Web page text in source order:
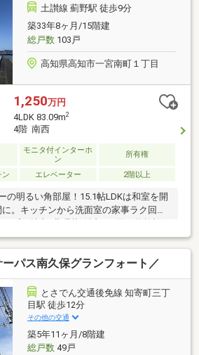
土讃線 薊野駅 徒歩9分
築33年8ヶ月/15階建
総戸数103戸
高知県高知市一宮南町１丁目
1,250万円
4LDK 83.09m2
4階 南西
モニタ付インターホ
ン
所有権
ン エレベーター 2階以上
の明るい角部屋！15.1帖LDKは和室を開
。キッチンから洗面室の家事ラク回遊
ープも魅力♪北環状線近くで買い物施設
しやすい好立地です(*^^*)
パス南久保グランフォート／
とさでん交通後免線 知寄町三丁
目駅 徒歩12分
その他の交通
築5年11ヶ月/8階建
総戸数49戸